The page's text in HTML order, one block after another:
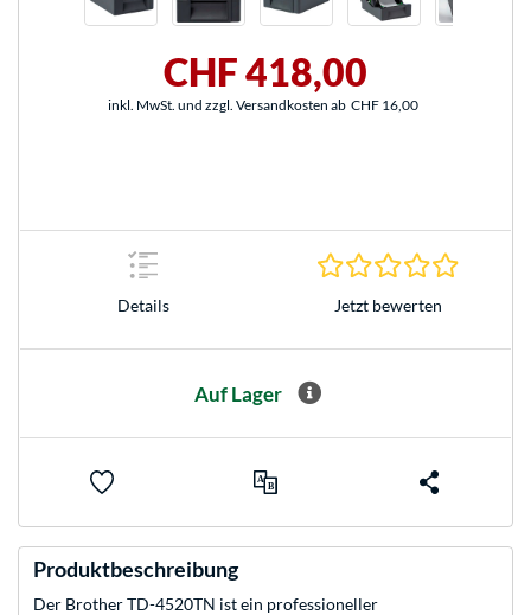
CHF 418,00
inkl. MwSt. und zzgl. Versandkosten ab CHF 16,00
Details Jetzt bewerten
Auf Lager
Produktbeschreibung
Der Brother TD-4520TN ist ein professioneller